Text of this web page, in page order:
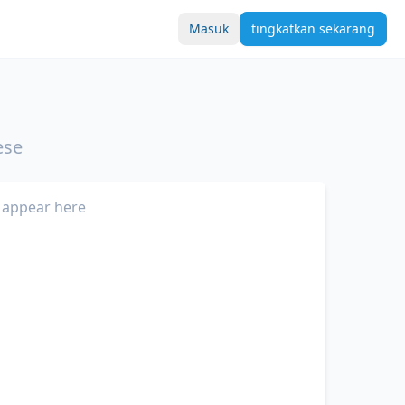
Masuk tingkatkan sekarang
here